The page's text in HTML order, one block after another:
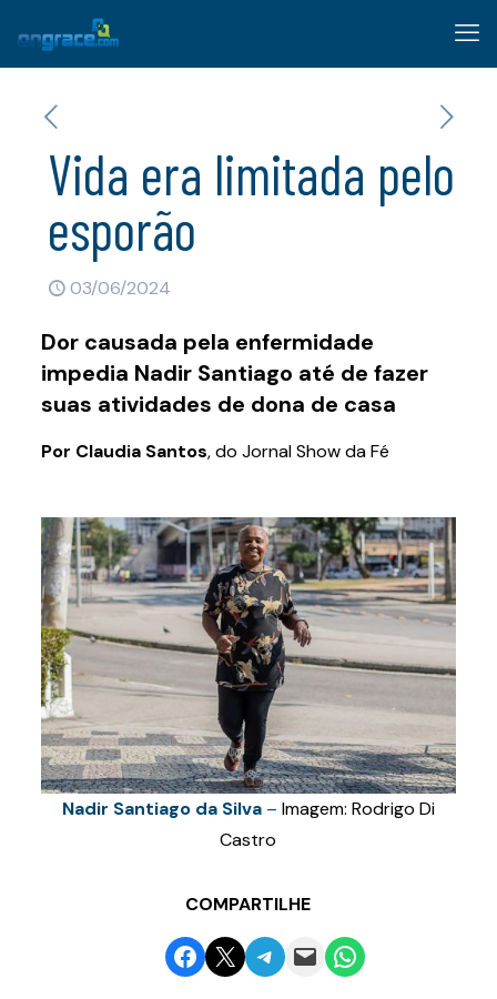
Vida era limitada pelo
esporão
03/06/2024
Dor causada pela enfermidade
impedia Nadir Santiago até de fazer
suas atividades de dona de casa
Por Claudia Santos, do Jornal Show da Fé
Nadir Santiago da Silva– Imagem: Rodrigo Di
Castro
COMPARTILHE
Share on Facebook
Email this PageShare on Telegram
Email this PageShare on WhatsApp